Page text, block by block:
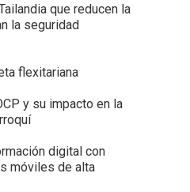
que reducen la
la seguridad
flexitariana
y su impacto en la
digital con
móviles de alta